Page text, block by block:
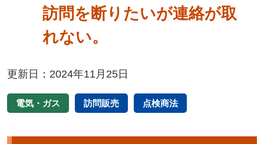
訪問を断りたいが連絡が取
れない。
更新日：2024年11月25日
電気・ガス 訪問販売 点検商法